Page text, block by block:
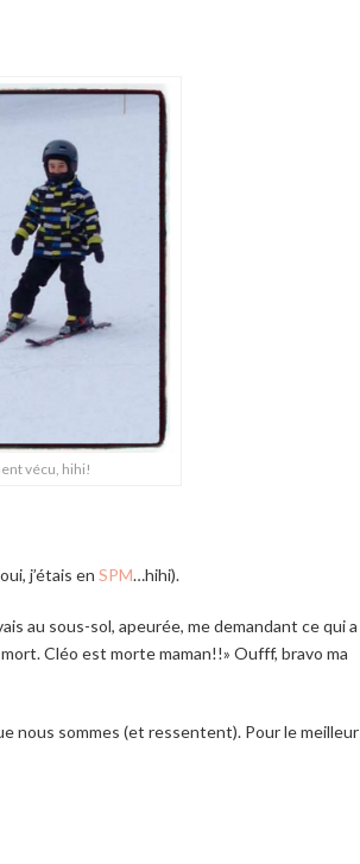
vécu, hihi!
j’étais en SPM…hihi).
au sous-sol, apeurée, me demandant ce qui a
Cléo est morte maman!!» Oufff, bravo ma
nous sommes (et ressentent). Pour le meilleur